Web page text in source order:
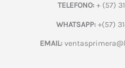
TELEFONO:+ (57)
WHATSAPP:+(57)
EMAIL: